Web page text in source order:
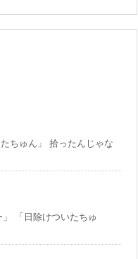
ちゅん」 拾ったんじゃな
「日除けついたちゅ